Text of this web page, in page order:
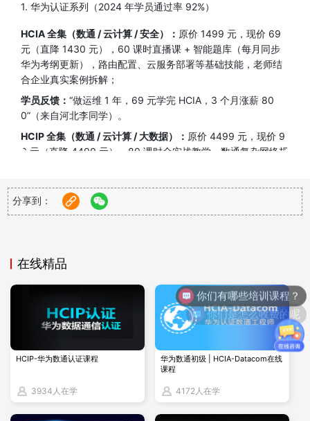
1. 华为认证系列（2024 年学员通过率 92%）
HCIA 全集（数通 / 云计算 / 安全）： 原价 1499 元，现价 69
元（直降 1430 元），60 课时直播课 + 智能题库（每月同步
华为考纲更新），路由配置、云服务部署等基础技能，老师结
合企业真实案例拆解；
学员反馈： “做运维 1 年，69 元学完 HCIA，3 个月涨薪 80
0”（来自河北李同学）。
HCIP 全集（数通 / 云计算 / 大数据）： 原价 4499 元，现价 9
9 元（直降 4400 元），80 课时全实战教学，数通复杂网络规
服务保障：工作日 2 小时内 1 对 1 答疑，直到顺利拿证。
HCIE 全集（数通 / 云计算 / 安全）：
分享到：
在线精品
HCIP-华为数通认证课程
3934人在学
华为数通初级 | HCIA-Datacom在线
课程
4172人在学
你们是怎么收费的呢